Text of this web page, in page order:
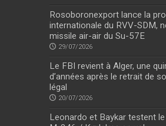
Rosoboronexport lance la
internationale du RVV-SDM,
missile air-air du Su-57E
29/07/2026
Le FBI revient à Alger, une
d’années après le retrait de
légal
20/07/2026
Leonardo et Baykar testent